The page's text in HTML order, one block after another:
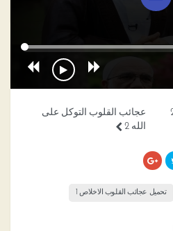
عجائب القلوب التوكل على
الله 2
تحميل عجائب القلوب الاخلاص 1